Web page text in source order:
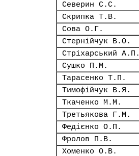
Северин С.С.
Скрипка Т.В.
Сова О.Г.
Стернійчук В.О.
Стріхарський А.П.
Сушко П.М.
Тарасенко Т.П.
Тимофійчук В.Я.
Ткаченко М.М.
Третьякова Г.М.
Федієнко О.П.
Фролов П.В.
Хоменко О.В.